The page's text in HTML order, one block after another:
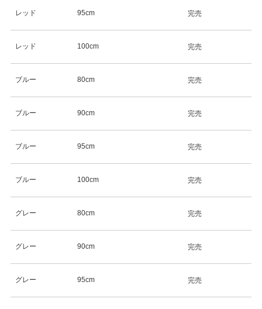
レッド 95cm 完売
レッド 100cm 完売
ブルー 80cm 完売
ブルー 90cm 完売
ブルー 95cm 完売
ブルー 100cm 完売
グレー 80cm 完売
グレー 90cm 完売
グレー 95cm 完売